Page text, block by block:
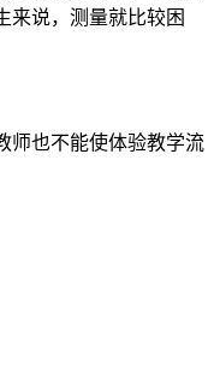
来说，测量就比较困
师也不能使体验教学流